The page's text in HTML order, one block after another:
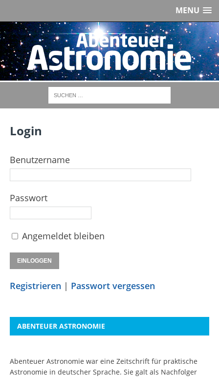
MENU
Login
Benutzername
Passwort
Angemeldet bleiben
Registrieren | Passwort vergessen
ABENTEUER ASTRONOMIE
Abenteuer Astronomie war eine Zeitschrift für praktische
Astronomie in deutscher Sprache. Sie galt als Nachfolger